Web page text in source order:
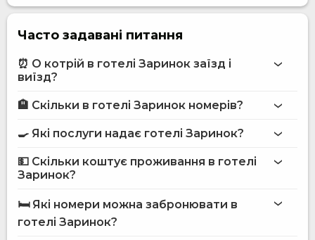
Часто задавані питання
⏰ О котрій в готелі Заринок заїзд і
виїзд?
Більше інформації про Готель Заринок
🏨 Скільки в готелі Заринок номерів?
🍳 Які послуги надає готелі Заринок?
Інтернет
Пральня
Чан
Мангал
Приладдя для барбекю
💵 Скільки коштує проживання в готелі
Заринок?
на сайті Hotels24.ua
🛏️ Які номери можна забронювати в
готелі Заринок?